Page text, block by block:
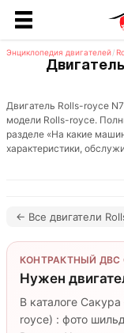
Энциклопедия двигателей/
Двигатель Rolls-royce
модели Rolls-royce.
разделе «На какие
характеристики,
← Все двигатели
КОНТРАКТНЫЙ ДВС
Нужен
В каталоге
royce) : фото